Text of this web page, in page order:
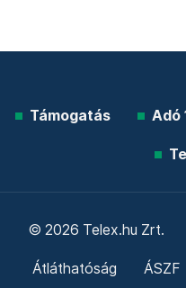
Támogatás Adó
© 2026 Telex.hu Zrt.
Átláthatóság ÁSZF